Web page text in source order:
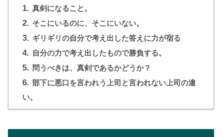
1. 真剣になること。
2. そこにいるのに、そこにいない。
3. ギリギリの自分で考え出した答えに力が宿る
4. 自分の力で考え出したもので勝負する。
5. 問うべきは、真剣であるかどうか？
6. 部下に悪口を言われう上司と言われない上司の違
い。